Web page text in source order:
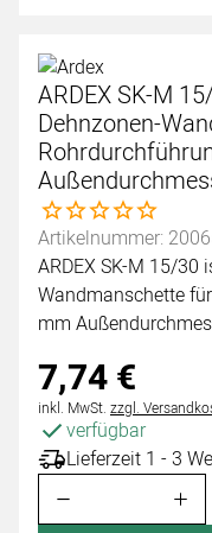
ARDEX SK-M
Dehnzonen-
Noch keine
Artikelnummer:
ARDEX SK-M 15/30
Wandmanschette
mm
7,74€
Steuerhinweis:
inkl. MwSt. zzgl.
verfügbar
Lieferzeit 1 - 3